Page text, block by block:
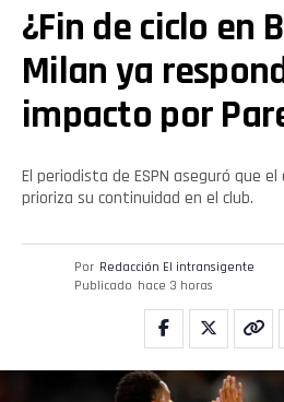
¿Fin de ciclo en
Milan ya
impacto por
El periodista de ESPN aseguró que
prioriza su continuidad en el club.
Por Redacción El intransigente
Publicado hace 3 horas